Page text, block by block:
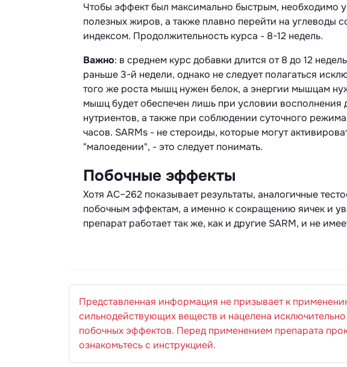
Чтобы эффект был максимально быстрым, необходимо
полезных жиров, а также плавно перейти на углеводы
индексом. Продолжительность курса - 8-12 недель.
Важно: в среднем курс добавки длится от 8 до 12
раньше 3-й недели, однако не следует полагаться
того же роста мышц нужен белок, а энергии мышцам
мышц будет обеспечен лишь при условии восполнения
нутриентов, а также при соблюдении суточного
часов. SARMs - не стероиды, которые могут
"малоедении", - это следует понимать.
Побочные эффекты
Хотя AC–262 показывает результаты, аналогичные
побочным эффектам, а именно к сокращению яичек и
препарат работает так же, как и другие SARM, и не
Представленная информация не призывает к
сильнодействующих веществ и нацелена
побочных эффектов. Перед применением препарата
ознакомьтесь с инструкцией.